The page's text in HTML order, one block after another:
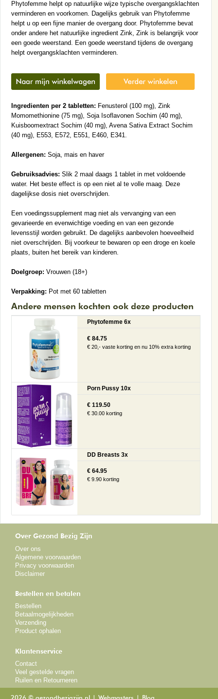
Phytofemme helpt op natuurlijke wijze typische overgangsklachten
verminderen en voorkomen. Dagelijks gebruik van Phytofemme
helpt u op een fijne manier de overgang door. Phytofemme bevat
onder andere het natuurlijke ingredient Zink, Zink is belangrijk voor
een goede weerstand. Een goede weerstand tijdens de overgang
helpt overgangsklachten verminderen.
Ingredienten per 2 tabletten: Fenusterol (100 mg), Zink
Momomethionine (75 mg), Soja Isoflavonen Sochim (40 mg),
Kuisboomextract Sochim (40 mg), Avena Sativa Extract Sochim
(40 mg), E553, E572, E551, E460, E341.
Allergenen: Soja, mais en haver
Gebruiksadvies: Slik 2 maal daags 1 tablet in met voldoende
water. Het beste effect is op een niet al te volle maag. Deze
dagelijkse dosis niet overschrijden.
Een voedingssupplement mag niet als vervanging van een
gevarieerde en evenwichtige voeding en van een gezonde
levensstijl worden gebruikt. De dagelijks aanbevolen hoeveelheid
niet overschrijden. Bij voorkeur te bewaren op een droge en koele
plaats, buiten het bereik van kinderen.
Doelgroep: Vrouwen (18+)
Verpakking: Pot met 60 tabletten
Andere mensen kochten ook deze producten
Phytofemme 6x
€ 84.75
€ 20,- vaste korting en nu 10% extra korting
Porn Pussy 10x
€ 119.50
€ 30.00 korting
DD Breasts 3x
€ 64.95
€ 9.90 korting
Over Gezond Bezig Zijn
Over ons
Algemene voorwaarden
Privacy voorwaarden
Disclaimer
Bestellen en betalen
Bestellen
Betaalmogelijkheden
Verzending
Product ophalen
Klantenservice
Contact
Veel gestelde vragen
Ruilen en Retourneren